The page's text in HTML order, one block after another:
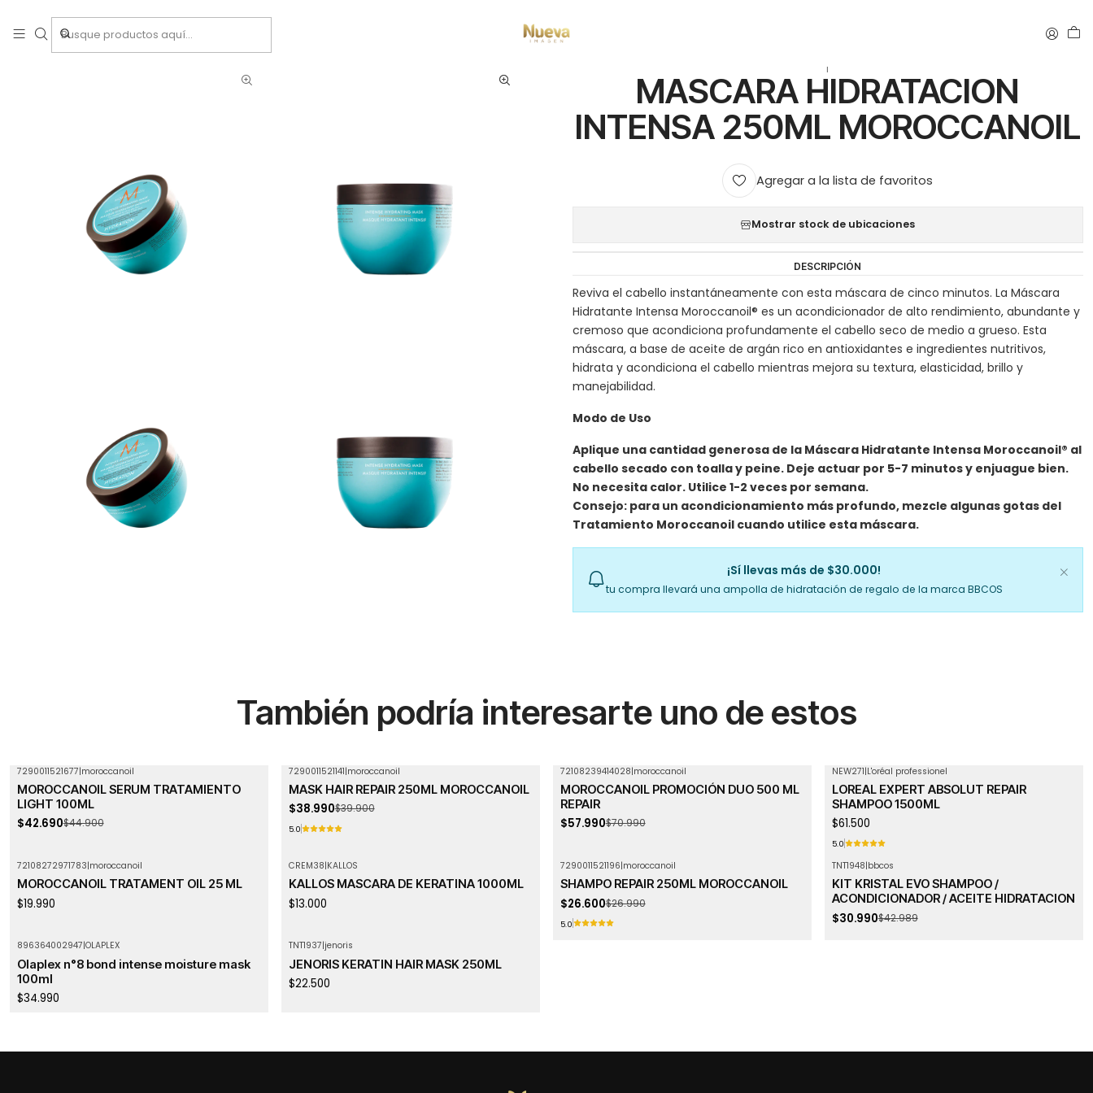
Inicio
|
MASCARA HIDRATACION
INTENSA 250ML MOROCCANOIL
Agregar a la lista de favoritos
Mostrar stock de ubicaciones
DESCRIPCIÓN
Reviva el cabello instantáneamente con esta máscara de cinco minutos. La Máscara
Hidratante Intensa Moroccanoil® es un acondicionador de alto rendimiento, abundante y
cremoso que acondiciona profundamente el cabello seco de medio a grueso. Esta
máscara, a base de aceite de argán rico en antioxidantes e ingredientes nutritivos,
hidrata y acondiciona el cabello mientras mejora su textura, elasticidad, brillo y
manejabilidad.
Modo de Uso
Aplique una cantidad generosa de la Máscara Hidratante Intensa Moroccanoil® al
cabello secado con toalla y peine. Deje actuar por 5-7 minutos y enjuague bien.
No necesita calor. Utilice 1-2 veces por semana.
Consejo: para un acondicionamiento más profundo, mezcle algunas gotas del
Tratamiento Moroccanoil cuando utilice esta máscara.
¡Sí llevas más de $30.000!
tu compra llevará una ampolla de hidratación de regalo de la marca BBCOS
También podría interesarte uno de estos
7290011521677|moroccanoil
MOROCCANOIL SERUM TRATAMIENTO
LIGHT 100ML
$42.690$44.900
Agotado
7290011521141|moroccanoil
MASK HAIR REPAIR 250ML MOROCCANOIL
$38.990$39.900
5.0
Agotado
72108239414028|moroccanoil
MOROCCANOIL PROMOCIÓN DUO 500 ML
REPAIR
$57.990$70.990
NEW271|L'oréal professionel
LOREAL EXPERT ABSOLUT REPAIR
SHAMPOO 1500ML
$61.500
5.0
72108272971783|moroccanoil
MOROCCANOIL TRATAMENT OIL 25 ML
$19.990
CREM38|KALLOS
KALLOS MASCARA DE KERATINA 1000ML
$13.000
7290011521196|moroccanoil
SHAMPO REPAIR 250ML MOROCCANOIL
$26.600$26.990
5.0
Agotado
TNT1948|bbcos
KIT KRISTAL EVO SHAMPOO /
ACONDICIONADOR / ACEITE HIDRATACION
$30.990$42.989
896364002947|OLAPLEX
Olaplex n°8 bond intense moisture mask
100ml
$34.990
TNT1937|jenoris
JENORIS KERATIN HAIR MASK 250ML
$22.500